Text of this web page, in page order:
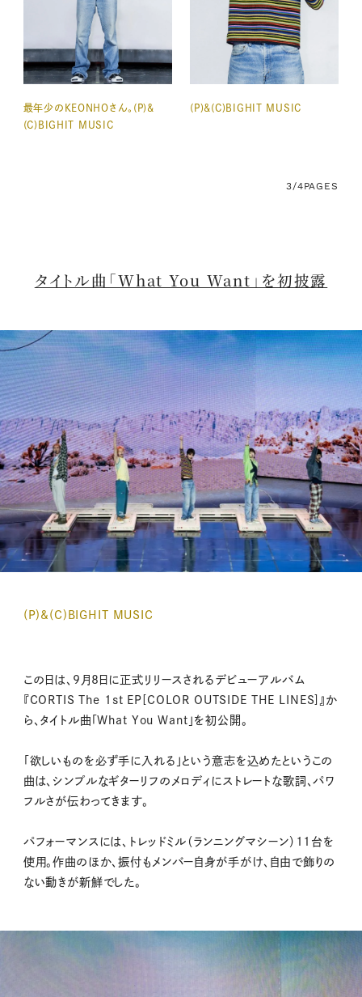
最年少のKEONHOさん。(P)&
(C)BIGHIT MUSIC
(P)&(C)BIGHIT MUSIC
3/4PAGES
タイトル曲「What You Want」を初披露
(P)&(C)BIGHIT MUSIC
この日は、9月8日に正式リリースされるデビューアルバム
『CORTIS The 1st EP[COLOR OUTSIDE THE LINES]』か
ら、タイトル曲「What You Want」を初公開。
「欲しいものを必ず手に入れる」という意志を込めたというこの
曲は、シンプルなギターリフのメロディにストレートな歌詞、パワ
フルさが伝わってきます。
パフォーマンスには、トレッドミル（ランニングマシーン）11台を
使用。作曲のほか、振付もメンバー自身が手がけ、自由で飾りの
ない動きが新鮮でした。